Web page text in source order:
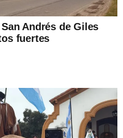
Andrés de Giles
fuertes